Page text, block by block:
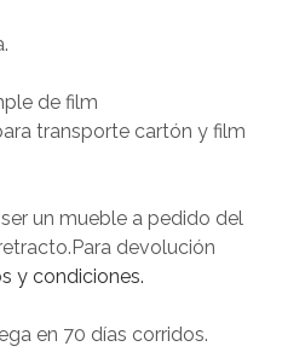
de film
transporte cartón y film
un mueble a pedido del
devolución
y condiciones.
en 70 días corridos.